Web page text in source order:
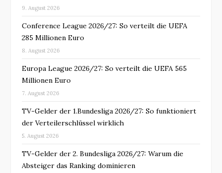
9. August 2026
Conference League 2026/27: So verteilt die UEFA
285 Millionen Euro
8. August 2026
Europa League 2026/27: So verteilt die UEFA 565
Millionen Euro
7. August 2026
TV-Gelder der 1.Bundesliga 2026/27: So funktioniert
der Verteilerschlüssel wirklich
5. August 2026
TV-Gelder der 2. Bundesliga 2026/27: Warum die
Absteiger das Ranking dominieren